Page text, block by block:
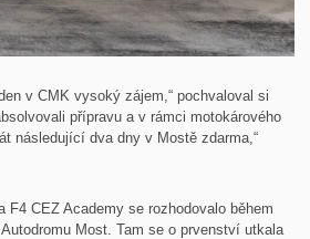
v CMK vysoký zájem,“ pochvaloval si
přípravu a v rámci motokárového
následující dva dny v Mostě zdarma,“
F4 CEZ Academy se rozhodovalo během
Most. Tam se o prvenství utkala